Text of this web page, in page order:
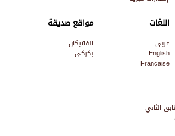
الثاني
اللغات
عربي
English
Française
مواقع صديقة
الفاتيكان
بكركي